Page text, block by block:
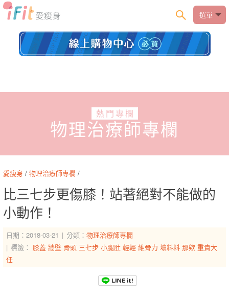
選單
熱門專欄
物理治療師專欄
愛瘦身 / 物理治療師專欄 /
比三七步更傷膝！站著絕對不能做的
小動作！
日期：2018-03-21 分類： 物理治療師專欄
標籤： 膝蓋 牆壁 骨頭 三七步 小腿肚 輕輕 維骨力 壞料料 那欸 重責大
任